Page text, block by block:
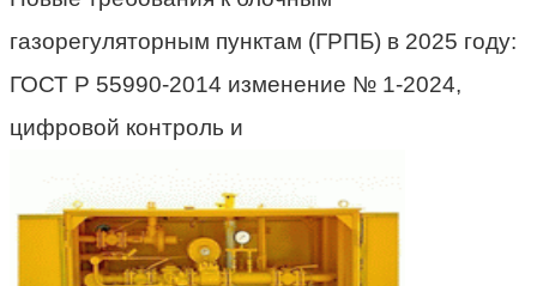
газорегуляторным пунктам (ГРПБ) в 2025 году:
ГОСТ Р 55990-2014 изменение № 1-2024,
цифровой контроль и